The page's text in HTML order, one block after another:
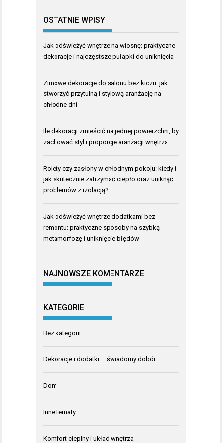
OSTATNIE WPISY
Jak odświeżyć wnętrze na wiosnę: praktyczne
dekoracje i najczęstsze pułapki do uniknięcia
Zimowe dekoracje do salonu bez kiczu: jak
stworzyć przytulną i stylową aranżację na
chłodne dni
Ile dekoracji zmieścić na jednej powierzchni, by
zachować styl i proporcje aranżacji wnętrza
Rolety czy zasłony w chłodnym pokoju: kiedy i
jak skutecznie zatrzymać ciepło oraz uniknąć
problemów z izolacją?
Jak odświeżyć wnętrze dodatkami bez
remontu: praktyczne sposoby na szybką
metamorfozę i uniknięcie błędów
NAJNOWSZE KOMENTARZE
KATEGORIE
Bez kategorii
Dekoracje i dodatki – świadomy dobór
Dom
Inne tematy
Komfort cieplny i układ wnętrza